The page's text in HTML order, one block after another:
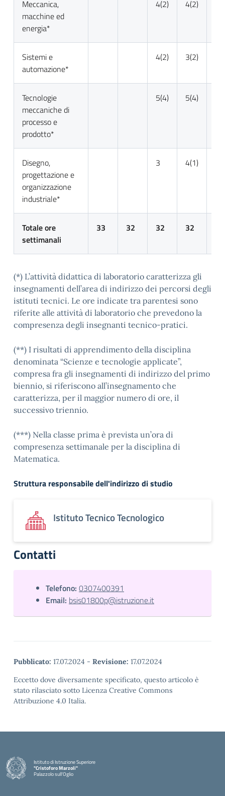
Meccanica,
macchine ed
energia*
4(2) 4(2)
Sistemi e
automazione*
4(2) 3(2)
Tecnologie
meccaniche di
processo e
prodotto*
5(4) 5(4)
Disegno,
progettazione e
organizzazione
industriale*
3 4(1)
Totale ore
settimanali
33 32 32 32
(*) L’attività didattica di laboratorio caratterizza gli
insegnamenti dell’area di indirizzo dei percorsi degli
istituti tecnici. Le ore indicate tra parentesi sono
riferite alle attività di laboratorio che prevedono la
compresenza degli insegnanti tecnico-pratici.
(**) I risultati di apprendimento della disciplina
denominata “Scienze e tecnologie applicate”,
compresa fra gli insegnamenti di indirizzo del primo
biennio, si riferiscono all’insegnamento che
caratterizza, per il maggior numero di ore, il
successivo triennio.
(***) Nella classe prima è prevista un’ora di
compresenza settimanale per la disciplina di
Matematica.
Struttura responsabile dell'indirizzo di studio
Istituto Tecnico Tecnologico
Contatti
Telefono: 0307400391
Email: bsis01800p@istruzione.it
Pubblicato: 17.07.2024 - Revisione: 17.07.2024
Eccetto dove diversamente specificato, questo articolo è
stato rilasciato sotto Licenza Creative Commons
Attribuzione 4.0 Italia.
Istituto di Istruzione Superiore
"Cristoforo Marzoli"
Palazzolo sull'Oglio
— Visita la pagina iniziale della scuola